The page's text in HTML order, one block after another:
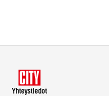
Yhteystiedot